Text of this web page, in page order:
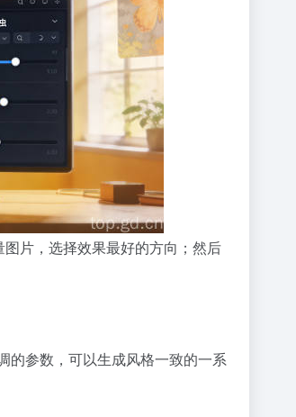
片，选择效果最好的方向；然后
的参数，可以生成风格一致的一系